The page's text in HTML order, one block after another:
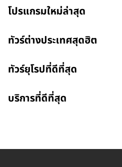
โปรแกรมใหม่ล่าสุด
ทัวร์ต่างประเทศสุดฮิต
ทัวร์ยุโรปที่ดีที่สุด
บริการที่ดีที่สุด